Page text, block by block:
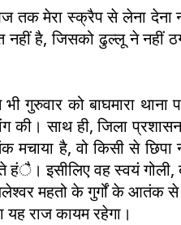
मेरा स्क्रैप से लेना देना
है, जिसको ढुल्लू ने नहीं
को बाघमारा
साथ ही, जिला
है, वो किसी से
इसीलिए वह स्वयं गोली,
महतो के गुर्गों के
राज कायम रहेगा।